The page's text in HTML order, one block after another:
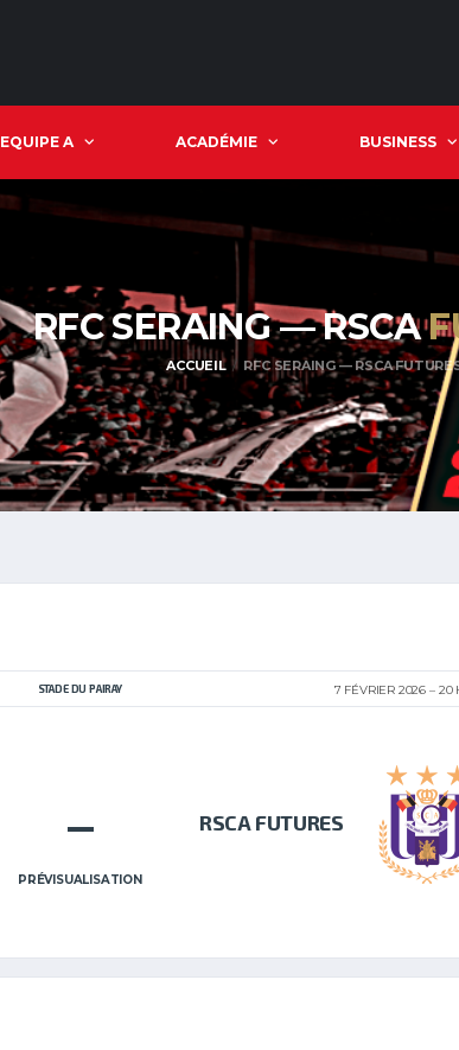
EQUIPE A ACADÉMIE BUSINESS
RFC SERAING — RSCA
ACCUEIL RFC SERAING — RSCA
STADE DU PAIRAY 7 FÉVRIER 2026 20
RSCA FUTURES
–
PRÉVISUALISATION